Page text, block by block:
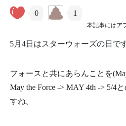
本記事にはア
0 1
5月4日はスターウォーズの日です
フォースと共にあらんことを
May the Force -> MAY 4th -> 5/4
すね。